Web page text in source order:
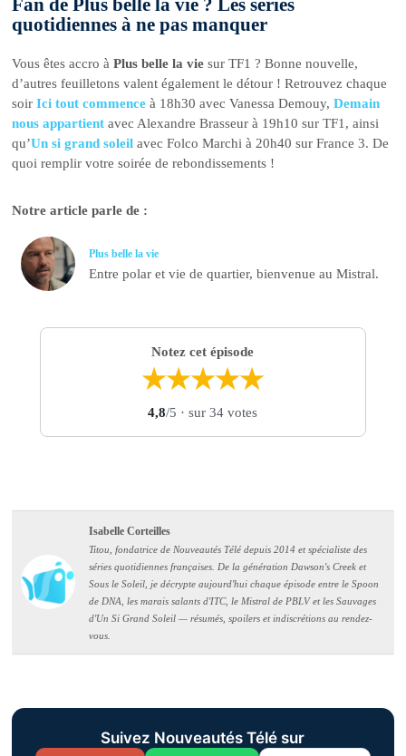
Fan de Plus belle la vie ? Les séries
quotidiennes à ne pas manquer
Vous êtes accro àPlus belle la vie sur TF1 ? Bonne nouvelle,
d’autres feuilletons valent également le détour ! Retrouvez chaque
soirIci tout commence à 18h30 avec Vanessa Demouy,Demain
nous appartient avec Alexandre Brasseur à 19h10 sur TF1, ainsi
qu’Un si grand soleil avec Folco Marchi à 20h40 sur France 3. De
quoi remplir votre soirée de rebondissements !
Notre article parle de :
Plus belle la vie
Entre polar et vie de quartier, bienvenue au Mistral.
Notez cet épisode
★★★★★
4,8/5 · sur 34 votes
Isabelle Corteilles
Titou, fondatrice de Nouveautés Télé depuis 2014 et spécialiste des
séries quotidiennes françaises. De la génération Dawson's Creek et
Sous le Soleil, je décrypte aujourd'hui chaque épisode entre le Spoon
de DNA, les marais salants d'ITC, le Mistral de PBLV et les Sauvages
d'Un Si Grand Soleil — résumés, spoilers et indiscrétions au rendez-
vous.
Suivez Nouveautés Télé sur